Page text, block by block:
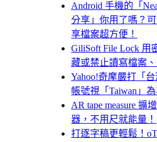
Android 手機的「
分享」你用了嗎？
享檔案超方便！
GiliSoft File Lock 用
藏或禁止讀寫檔案
Yahoo!奇摩嚴打「
帳號視「Taiwan」為
AR tape measure 擴
器，不用尺就能量！
打逐字稿更輕鬆！